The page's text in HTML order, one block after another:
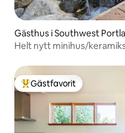
Gästhus i Southwest
Helt nytt minihus/
Populär gästfavorit
Gästfavorit